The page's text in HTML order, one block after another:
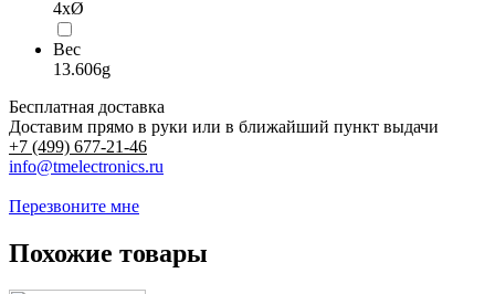
4xØ
Вес
13.606g
Бесплатная доставка
Доставим прямо в руки или в ближайший пункт выдачи
+7 (499) 677-21-46
info@tmelectronics.ru
Перезвоните мне
Похожие товары